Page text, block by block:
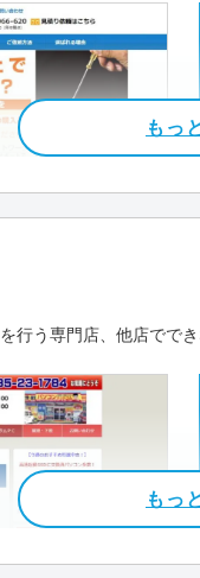
を見る
を見る
青島/青島西/青葉町/赤
内町/一の宮町/糸原/浮田
江平東町/老松/大島町/
橋/大淀/小戸町/折生迫/
学園木花台南/柏原/金崎
を見る
を見る
行う専門店、他店でで